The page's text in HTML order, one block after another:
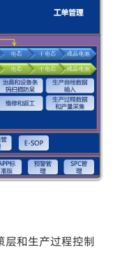
层和生产过程控制